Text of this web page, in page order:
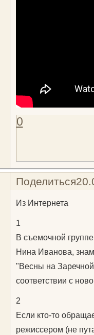
0
Поделиться
Из Интернета
1
В съемочной
Нина Иванова,
"Весны на Заречной
соответствии с
2
Если кто-то
режиссером (не